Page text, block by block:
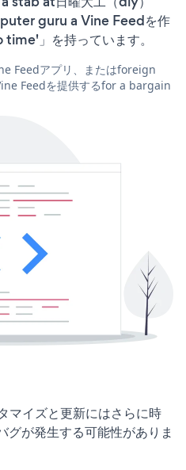
guru a Vine Feedを作
」を持っています。
Feedアプリ、またはforeign
Feedを提供するfor a bargain
マイズと更新にはさらに時
グが発生する可能性がありま